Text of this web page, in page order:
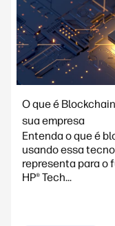
O que é
sua empresa
Entenda o que é
usando essa
representa para o
HP® Tech...